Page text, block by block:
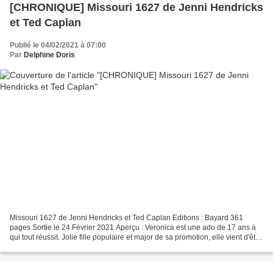
[CHRONIQUE] Missouri 1627 de Jenni Hendricks
et Ted Caplan
Publié le 04/02/2021 à 07:00
Par Delphine Doris
Missouri 1627 de Jenni Hendricks et Ted Caplan Editions : Bayard 361
pages Sortie le 24 Février 2021 Aperçu : Veronica est une ado de 17 ans à
qui tout réussit. Jolie fille populaire et major de sa promotion, elle vient d'être